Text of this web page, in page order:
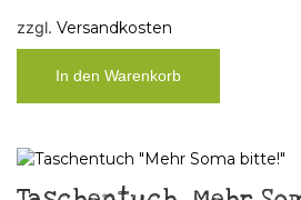
zzgl. Versandkosten
In den Warenkorb